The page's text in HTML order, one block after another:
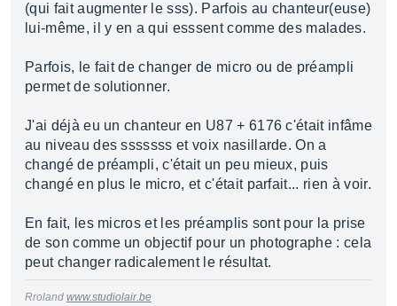
(qui fait augmenter le sss). Parfois au chanteur(euse)
lui-même, il y en a qui esssent comme des malades.
Parfois, le fait de changer de micro ou de préampli
permet de solutionner.
J'ai déjà eu un chanteur en U87 + 6176 c'était infâme
au niveau des sssssss et voix nasillarde. On a
changé de préampli, c'était un peu mieux, puis
changé en plus le micro, et c'était parfait... rien à voir.
En fait, les micros et les préamplis sont pour la prise
de son comme un objectif pour un photographe : cela
peut changer radicalement le résultat.
Rroland www.studiolair.be